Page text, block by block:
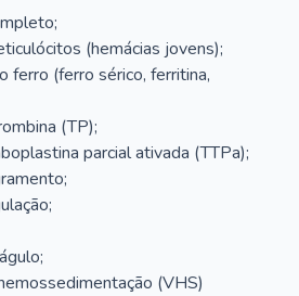
(hemácias jovens);
ferro (ferro sérico, ferritina,
(TP);
parcial ativada (TTPa);
(VHS)